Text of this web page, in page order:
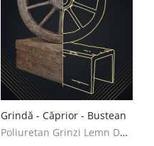
Grindă - Căprior - Bustean
Poliuretan Grinzi Lemn Decoratiuni Casa